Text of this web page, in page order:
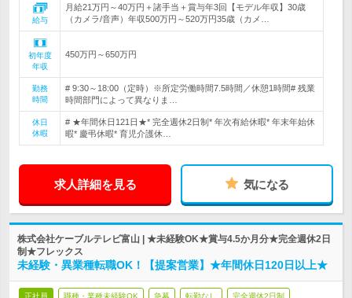
給与
月給21万円～40万円＋諸手当＋賞与年3回【モデル年収】30歳
（カメラ/音声）年収500万円～520万円35歳（カメ…
初年度
年収
450万円～650万円
勤務
時間
# 9:30～18:00（定時）※所定労働時間7.5時間／休憩1時間# 残業
時間部門によって異なりま…
休日
休暇
# ★年間休日121日★* 完全週休2日制* 年次有給休暇* 年末年始休
暇* 慶弔休暇* 育児介護休…
求人詳細を見る 気になる
株式会社ケーブルテレビ富山 | ★未経験OK★賞与4.5か月分★完全週休2日
制★フレックス
未経験・異業種転職OK！【提案営業】★年間休日120日以上★
正社員 職種・業種未経験OK 急募 転勤なし 完全週休2日制